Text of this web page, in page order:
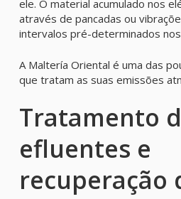
ele. O material acumulado nos
através de pancadas ou
intervalos pré-determinados
A Maltería Oriental é uma das
que tratam as suas emissões
Tratamento
efluentes e
recuperação